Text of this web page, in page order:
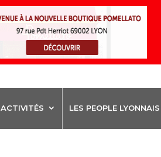
ACTIVITÉS LES PEOPLE LYONNAIS